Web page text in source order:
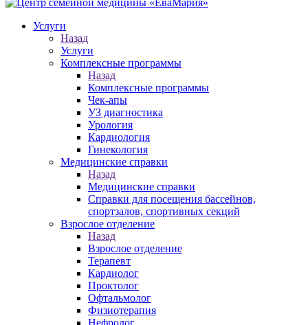
Услуги
Назад
Услуги
Комплексные программы
Назад
Комплексные программы
Чек-апы
УЗ диагностика
Урология
Кардиология
Гинекология
Медицинские справки
Назад
Медицинские справки
Справки для посещения бассейнов,
спортзалов, спортивных секций
Взрослое отделение
Назад
Взрослое отделение
Терапевт
Кардиолог
Проктолог
Офтальмолог
Физиотерапия
Нефролог